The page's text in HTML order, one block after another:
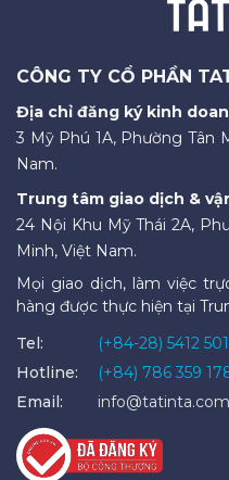
CÔNG TY CỔ PHẦN
Địa chỉ đăng ký kinh
3 Mỹ Phú 1A, Phường Tân
Nam.
Trung tâm giao dịch &
24 Nội Khu Mỹ Thái 2A,
Minh, Việt Nam.
Mọi giao dịch, làm việc
hàng được thực hiện tại
Tel:
(+84-28) 5412
Hotline:
(+84) 786 359
Email:
info@tatinta.com